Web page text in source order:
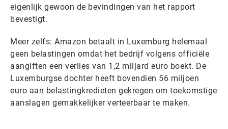
eigenlijk gewoon de bevindingen van het rapport
bevestigt.
Meer zelfs: Amazon betaalt in Luxemburg helemaal
geen belastingen omdat het bedrijf volgens officiële
aangiften een verlies van 1,2 miljard euro boekt. De
Luxemburgse dochter heeft bovendien 56 miljoen
euro aan belastingkredieten gekregen om toekomstige
aanslagen gemakkelijker verteerbaar te maken.